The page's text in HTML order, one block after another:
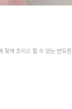
맞게 초이스 할 수 있는반오픈